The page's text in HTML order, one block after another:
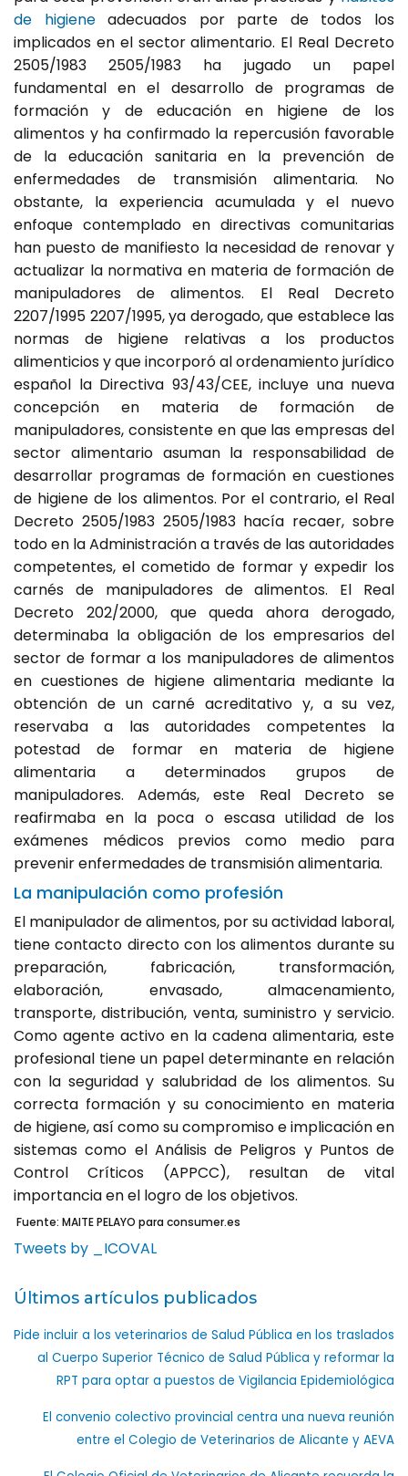
de higieneadecuados por parte de todos los
implicados en el sector alimentario. El Real Decreto
2505/1983 2505/1983 ha jugado un papel
fundamental en el desarrollo de programas de
formación y de educación en higiene de los
alimentos y ha confirmado la repercusión favorable
de la educación sanitaria en la prevención de
enfermedades de transmisión alimentaria. No
obstante, la experiencia acumulada y el nuevo
enfoque contemplado en directivas comunitarias
han puesto de manifiesto la necesidad de renovar y
actualizar la normativa en materia de formación de
manipuladores de alimentos. El Real Decreto
2207/1995 2207/1995, ya derogado, que establece las
normas de higiene relativas a los productos
alimenticios y que incorporó al ordenamiento jurídico
español la Directiva 93/43/CEE, incluye una nueva
concepción en materia de formación de
manipuladores, consistente en que las empresas del
sector alimentario asuman la responsabilidad de
desarrollar programas de formación en cuestiones
de higiene de los alimentos. Por el contrario, el Real
Decreto 2505/1983 2505/1983 hacía recaer, sobre
todo en la Administración a través de las autoridades
competentes, el cometido de formar y expedir los
carnés de manipuladores de alimentos. El Real
Decreto 202/2000, que queda ahora derogado,
determinaba la obligación de los empresarios del
sector de formar a los manipuladores de alimentos
en cuestiones de higiene alimentaria mediante la
obtención de un carné acreditativo y, a su vez,
reservaba a las autoridades competentes la
potestad de formar en materia de higiene
alimentaria a determinados grupos de
manipuladores. Además, este Real Decreto se
reafirmaba en la poca o escasa utilidad de los
exámenes médicos previos como medio para
prevenir enfermedades de transmisión alimentaria.
La manipulación como profesión
El manipulador de alimentos, por su actividad laboral,
tiene contacto directo con los alimentos durante su
preparación, fabricación, transformación,
elaboración, envasado, almacenamiento,
transporte, distribución, venta, suministro y servicio.
Como agente activo en la cadena alimentaria, este
profesional tiene un papel determinante en relación
con la seguridad y salubridad de los alimentos. Su
correcta formación y su conocimiento en materia
de higiene, así como su compromiso e implicación en
sistemas como el Análisis de Peligros y Puntos de
Control Críticos (APPCC), resultan de vital
importancia en el logro de los objetivos.
Fuente: MAITE PELAYO para consumer.es
Tweets by _ICOVAL
Últimos artículos publicados
Pide incluir a los veterinarios de Salud Pública en los traslados
al Cuerpo Superior Técnico de Salud Pública y reformar la
RPT para optar a puestos de Vigilancia Epidemiológica
El convenio colectivo provincial centra una nueva reunión
entre el Colegio de Veterinarios de Alicante y AEVA